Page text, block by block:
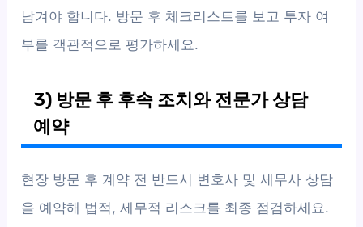
남겨야 합니다. 방문 후 체크리스트를 보고 투자 여
부를 객관적으로 평가하세요.
3) 방문 후 후속 조치와 전문가 상담
예약
현장 방문 후 계약 전 반드시 변호사 및 세무사 상담
을 예약해 법적, 세무적 리스크를 최종 점검하세요.